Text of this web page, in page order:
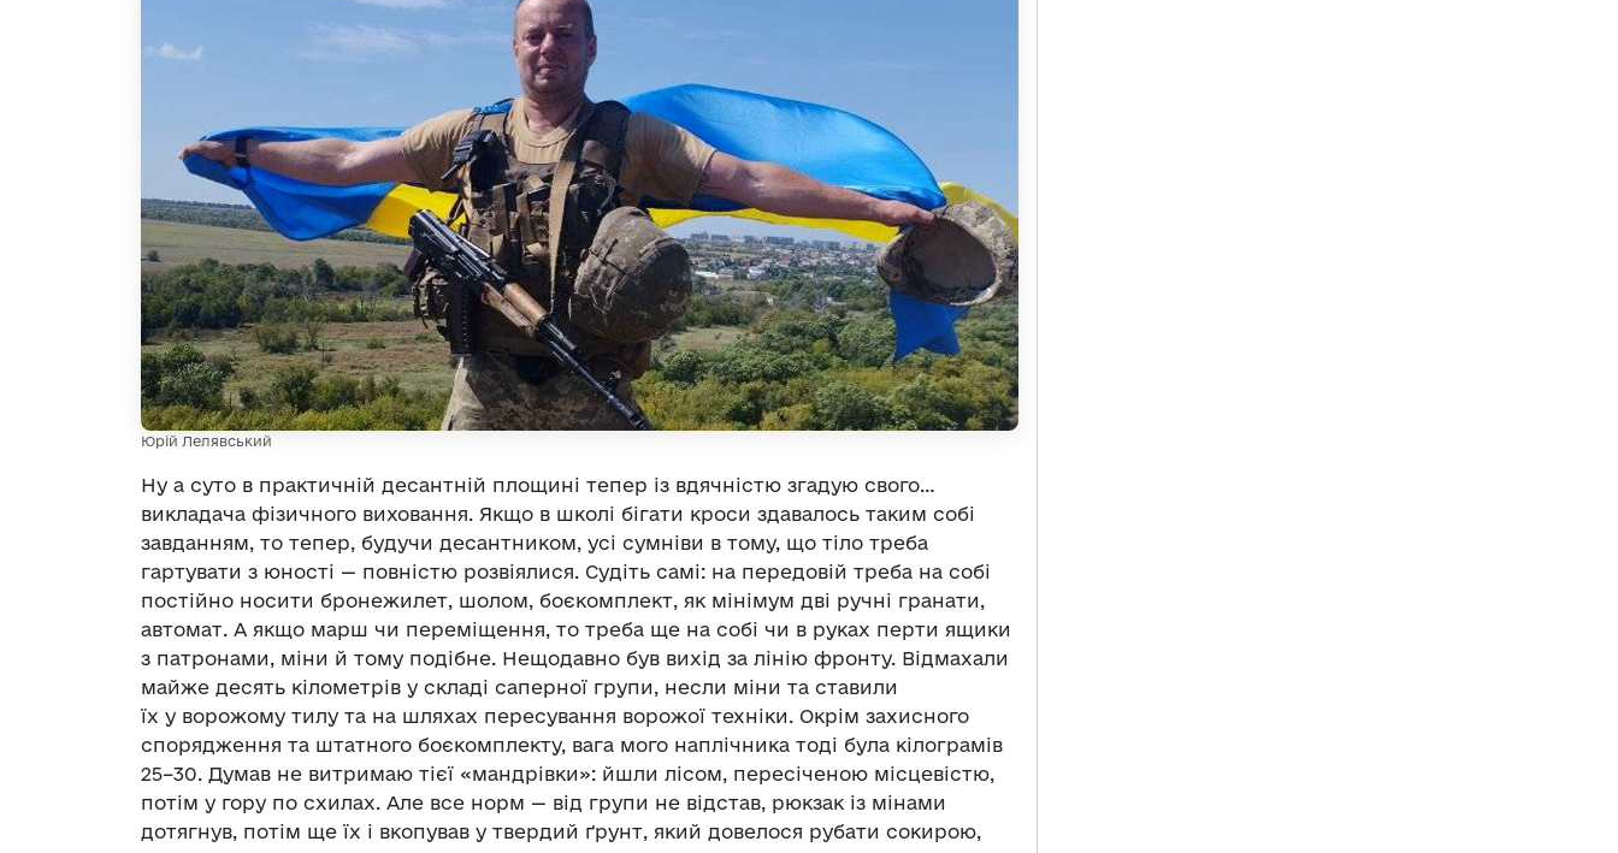
Юрій Лелявський
Ну а суто в практичній десантній площині тепер із вдячністю згадую свого…
викладача фізичного виховання. Якщо в школі бігати кроси здавалось таким собі
завданням, то тепер, будучи десантником, усі сумніви в тому, що тіло треба
гартувати з юності — повністю розвіялися. Судіть самі: на передовій треба на собі
постійно носити бронежилет, шолом, боєкомплект, як мінімум дві ручні гранати,
автомат. А якщо марш чи переміщення, то треба ще на собі чи в руках перти ящики
з патронами, міни й тому подібне. Нещодавно був вихід за лінію фронту. Відмахали
майже десять кілометрів у складі саперної групи, несли міни та ставили
їх у ворожому тилу та на шляхах пересування ворожої техніки. Окрім захисного
спорядження та штатного боєкомплекту, вага мого наплічника тоді була кілограмів
25–30. Думав не витримаю тієї «мандрівки»: йшли лісом, пересіченою місцевістю,
потім у гору по схилах. Але все норм — від групи не відстав, рюкзак із мінами
дотягнув, потім ще їх і вкопував у твердий ґрунт, який довелося рубати сокирою,